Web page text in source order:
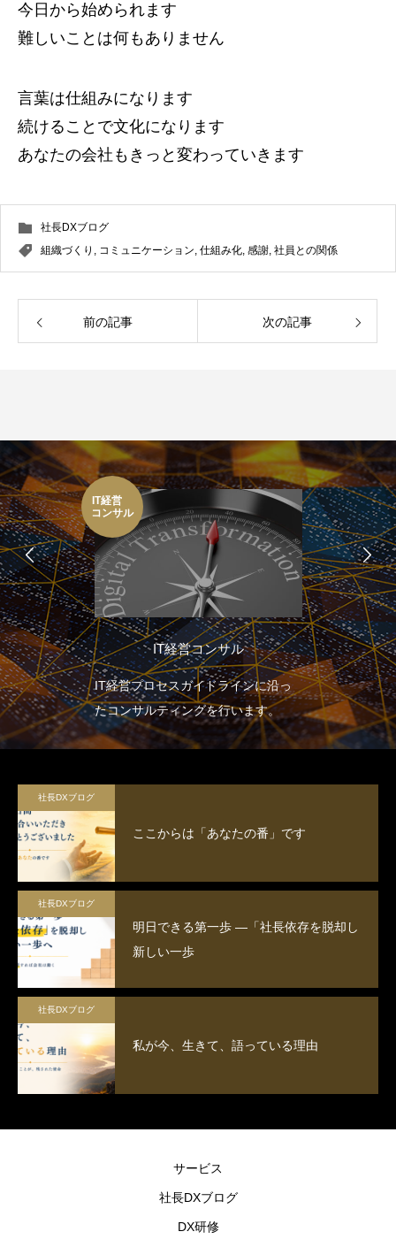
今日から始められます
難しいことは何もありません
言葉は仕組みになります
続けることで文化になります
あなたの会社もきっと変わっていきます
社長DXブログ
組織づくり , コミュニケーション, 仕組み化, 感謝, 社員との関係
前の記事 次の記事
IT経営
コンサル
IT経営コンサル
IT経営プロセスガイドラインに沿っ
たコンサルティングを行います。
社長DXブログ
ここからは「あなたの番」です
社長DXブログ
明日できる第一歩 ―「社長依存を脱却し
新しい一歩
社長DXブログ
私が今、生きて、語っている理由
サービス
社長DXブログ
DX研修